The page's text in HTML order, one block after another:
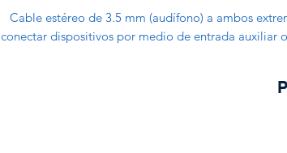
Cable estéreo de 3.5 mm (audífono) a ambos
conectar dispositivos por medio de entrada auxiliar